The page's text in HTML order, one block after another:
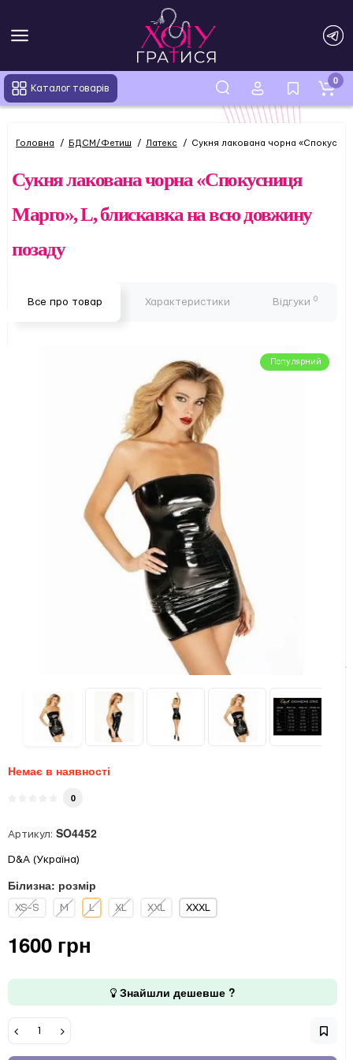
Каталог товарів
0
Головна БДСМ/Фетиш Латекс Сукня лакована чорна
Сукня лакована чорна «Спокусниця
Марго», L, блискавка на всю довжину
позаду
Все про товар Характеристики Відгуки 0
Популярний
Немає в наявності
0
Артикул: SO4452
D&A (Україна)
Білизна: розмір
XS-S M L XL XXL XXXL
1600 грн
Знайшли дешевше ?